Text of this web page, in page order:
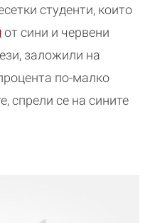
студенти, които
от сини и червени
заложили на
по-малко
спрели се на сините